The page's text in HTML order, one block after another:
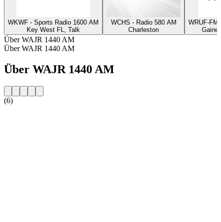
WKWF - Sports Radio 1600 AM
Key West FL, Talk
WCHS - Radio 580 AM
Charleston
WRUF-FM
Über WAJR 1440 AM
Über WAJR 1440 AM
Über WAJR 1440 AM
(6)